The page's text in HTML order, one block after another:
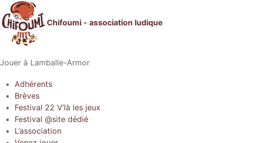
Chifoumi - association ludique
Jouer à Lamballe-Armor
Adhérents
Brèves
Festival 22 V’là les jeux
Festival @site dédié
L’association